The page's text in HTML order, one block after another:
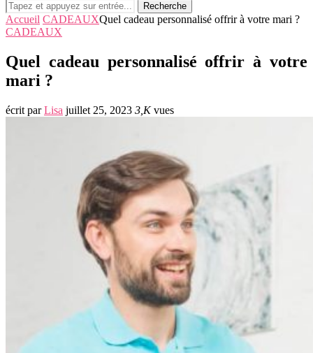
Recherche
Accueil CADEAUXQuel cadeau personnalisé offrir à votre mari ?
CADEAUX
Quel cadeau personnalisé offrir à votre
mari ?
écrit parLisa juillet 25, 2023 3,Kvues